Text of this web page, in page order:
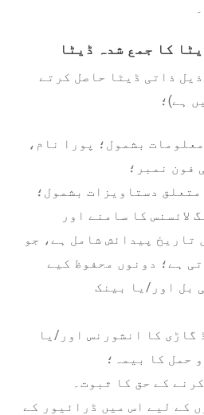
کا جمع شدہ ڈیٹا
ذاتی ڈیٹا حاصل کرتے
ہے)؛
بشمول؛ پورا نام،
فون نمبر؛
دستاویزات بشمول؛
لائسنس کا سامنے اور
تاریخ پیدائش شامل ہے، جو
ہے؛ دونوں محفوظ کیے
بل اور/یا بینک
گاڑی کا انشورنس اور/یا
حمل کا بیمہ؛
کے حق کا ثبوت۔
کے لیے اس میں ڈرائیور کے